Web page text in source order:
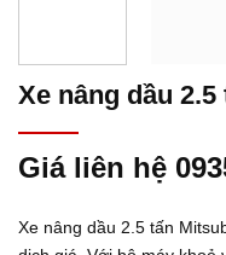
Xe nâng dầu 2.5
Giá liên hệ
Xe nâng dầu 2.5 tấn